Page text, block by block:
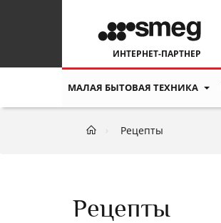
ИНТЕРНЕТ-ПАРТНЕР
МАЛАЯ БЫТОВАЯ ТЕХНИКА
Рецепты
Рецепты